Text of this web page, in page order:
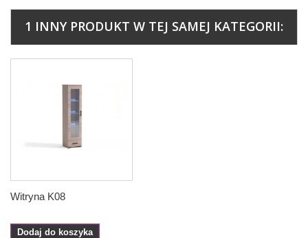
1 INNY PRODUKT W TEJ SAMEJ KATEGORII:
Witryna K08
Dodaj do koszyka